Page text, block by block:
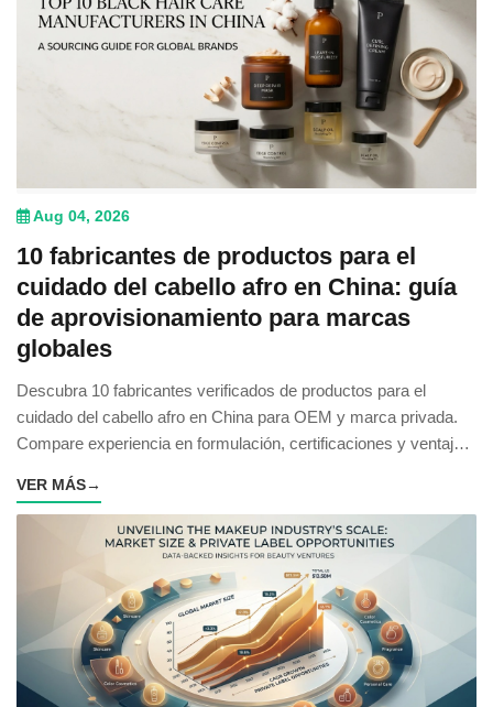
Aug 04, 2026
10 fabricantes de productos para el
cuidado del cabello afro en China: guía
de aprovisionamiento para marcas
globales
Descubra 10 fabricantes verificados de productos para el
cuidado del cabello afro en China para OEM y marca privada.
Compare experiencia en formulación, certificaciones y ventajas
VER MÁS→